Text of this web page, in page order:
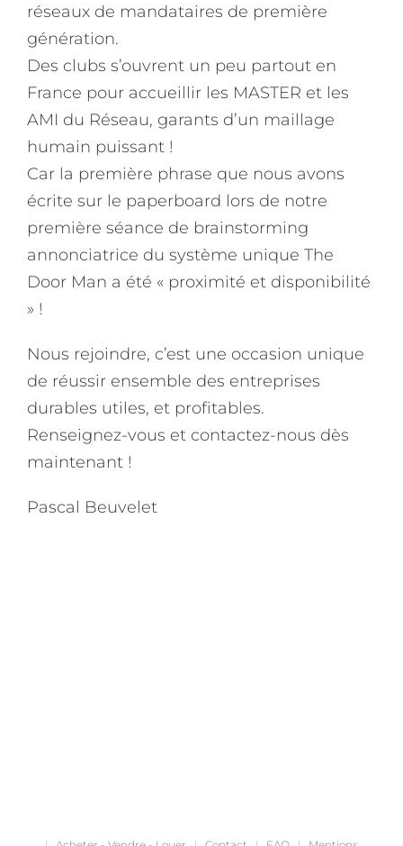
réseaux de mandataires de première
génération.
Des clubs s’ouvrent un peu partout en
France pour accueillir les MASTER et les
AMI du Réseau, garants d’un maillage
humain puissant !
Car la première phrase que nous avons
écrite sur le paperboard lors de notre
première séance de brainstorming
annonciatrice du système unique The
Door Man a été « proximité et disponibilité
» !
Nous rejoindre, c’est une occasion unique
de réussir ensemble des entreprises
durables utiles, et profitables.
Renseignez-vous et contactez-nous dès
maintenant !
Pascal Beuvelet